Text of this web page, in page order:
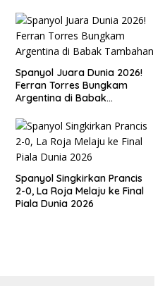
Spanyol Juara Dunia 2026!
Ferran Torres Bungkam
Argentina di Babak
Spanyol Singkirkan Prancis
2-0, La Roja Melaju ke Final
Piala Dunia 2026